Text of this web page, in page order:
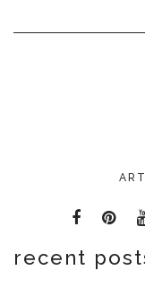
recent